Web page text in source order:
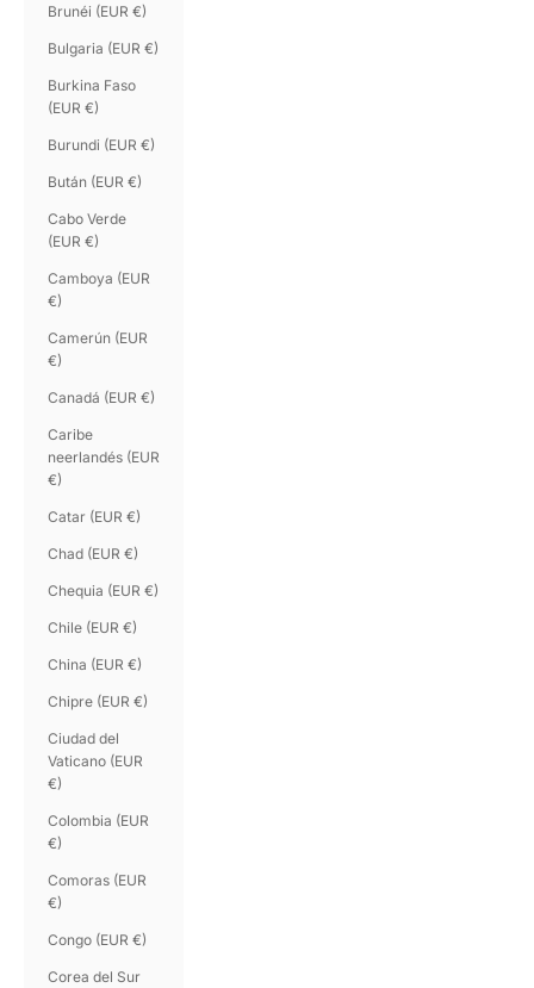
Brunéi (EUR €)
Bulgaria (EUR €)
Burkina Faso
(EUR €)
Burundi (EUR €)
Bután (EUR €)
Cabo Verde
(EUR €)
Camboya (EUR
€)
Camerún (EUR
€)
Canadá (EUR €)
Caribe
neerlandés (EUR
€)
Catar (EUR €)
Chad (EUR €)
Chequia (EUR €)
Chile (EUR €)
China (EUR €)
Chipre (EUR €)
Ciudad del
Vaticano (EUR
€)
Colombia (EUR
€)
Comoras (EUR
€)
Congo (EUR €)
Corea del Sur